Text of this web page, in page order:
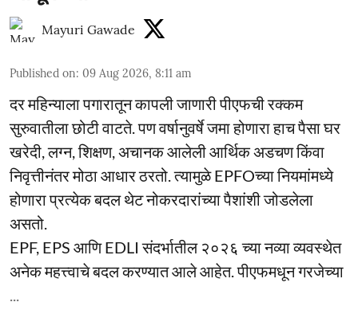
Mayuri Gawade
Published on: 09 Aug 2026, 8:11 am
दर महिन्याला पगारातून कापली जाणारी पीएफची रक्कम
सुरुवातीला छोटी वाटते. पण वर्षानुवर्षे जमा होणारा हाच पैसा घर
खरेदी, लग्न, शिक्षण, अचानक आलेली आर्थिक अडचण किंवा
निवृत्तीनंतर मोठा आधार ठरतो. त्यामुळे EPFOच्या नियमांमध्ये
होणारा प्रत्येक बदल थेट नोकरदारांच्या पैशांशी जोडलेला
असतो.
EPF, EPS आणि EDLI संदर्भातील २०२६ च्या नव्या व्यवस्थेत
अनेक महत्त्वाचे बदल करण्यात आले आहेत. पीएफमधून गरजेच्या
...